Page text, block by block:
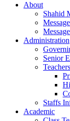
About
Shahid
Administration
Senior
Staffs
Academic